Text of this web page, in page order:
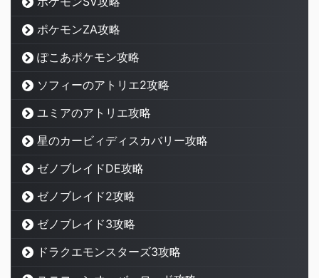
ポケモンZA攻略
ぽこあポケモン攻略
ソフィーのアトリエ2攻略
ユミアのアトリエ攻略
星のカービィディスカバリー攻略
ゼノブレイドDE攻略
ゼノブレイド2攻略
ゼノブレイド3攻略
ドラクエモンスターズ3攻略